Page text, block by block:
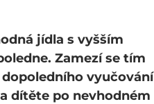
jídla s vyšším
Zamezí se tím
vyučování
dítěte po nevhodném